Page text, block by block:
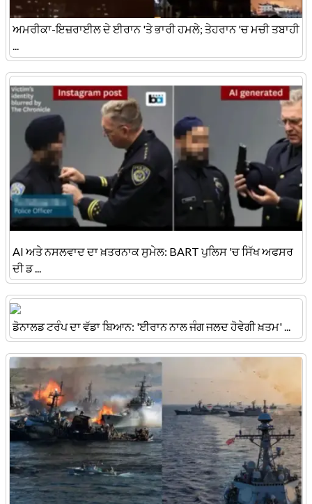
ਅਮਰੀਕਾ-ਇਜ਼ਰਾਈਲ ਦੇ ਈਰਾਨ 'ਤੇ ਭਾਰੀ ਹਮਲੇ; ਤੇਹਰਾਨ 'ਚ ਮਚੀ ਤਬਾਹੀ
...
AI ਅਤੇ ਨਸਲਵਾਦ ਦਾ ਖ਼ਤਰਨਾਕ ਸੁਮੇਲ: BART ਪੁਲਿਸ 'ਚ ਸਿੱਖ ਅਫਸਰ
ਦੀ ਡ ...
ਡੋਨਾਲਡ ਟਰੰਪ ਦਾ ਵੱਡਾ ਬਿਆਨ: 'ਈਰਾਨ ਨਾਲ ਜੰਗ ਜਲਦ ਹੋਵੇਗੀ ਖ਼ਤਮ' ...